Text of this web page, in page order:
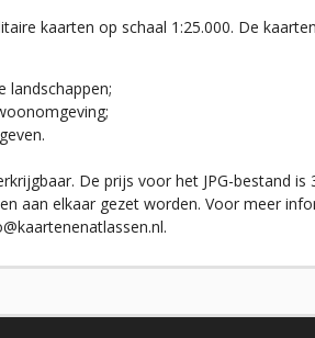
kaarten op schaal 1:25.000. De
landschappen;
De prijs voor het JPG-bestand is
aan elkaar gezet worden. Voor meer